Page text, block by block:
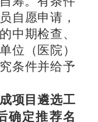
自愿申请，
中期检查、
位（医院）
条件并给予
项目遴选工
确定推荐名